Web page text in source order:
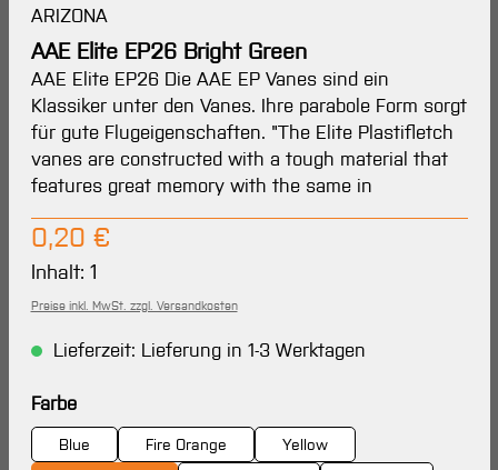
ARIZONA
AAE Elite EP26 Bright Green
AAE Elite EP26 Die AAE EP Vanes sind ein
Klassiker unter den Vanes. Ihre parabole Form sorgt
für gute Flugeigenschaften. "The Elite Plastifletch
vanes are constructed with a tough material that
features great memory with the same in
Regulärer Preis:
0,20 €
Inhalt: 1
Preise inkl. MwSt. zzgl. Versandkosten
Lieferzeit: Lieferung in 1-3 Werktagen
Farbeauswählen
Blue Fire Orange
Yellow